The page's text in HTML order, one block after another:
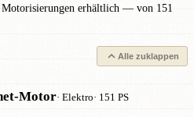
erhältlich — von 151
Alle zuklappen
Motor· Elektro· 151 PS